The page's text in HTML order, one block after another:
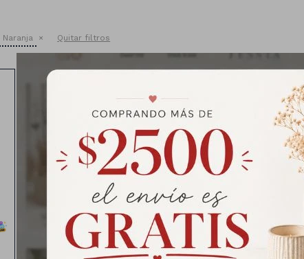
Naranja Quitar filtros
Banda elastica